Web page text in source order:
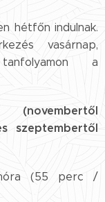
hétfőn indulnak.
vasárnap,
a
(novembertől
szeptembertől
(55 perc /